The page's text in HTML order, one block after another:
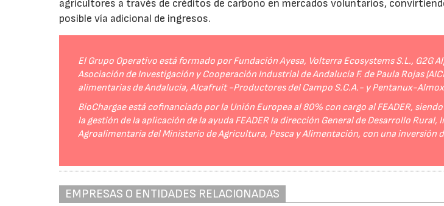
agricultores a través de créditos de carbono en mercados voluntarios,
posible vía adicional de ingresos.
El Grupo Operativo está formado por Fundación Ayesa, Volterra Ecosystems S.L., G2G
Asociación de Investigación y Cooperación Industrial de Andalucía F. de Paula Rojas
alimentarias de Andalucía, Alcafruit -Productores del Campo S.C.A.- y Pentanux-
BioChargae está cofinanciado por la Unión Europea al 80% con cargo al FEADER,
la gestión de la aplicación de la ayuda FEADER la dirección General de Desarrollo
Agroalimentaria del Ministerio de Agricultura, Pesca y Alimentación, con una inversión
EMPRESAS O ENTIDADES RELACIONADAS